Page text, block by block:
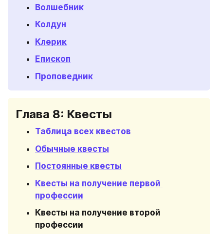
Волшебник
Колдун
Клерик
Епископ
Проповедник
Глава 8: Квесты
Таблица всех квестов
Обычные квесты
Постоянные квесты
Квесты на получение первой
профессии
Квесты на получение второй
профессии